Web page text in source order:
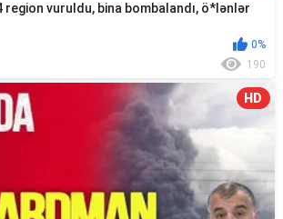
region vuruldu, bina bombalandı, ö*lənlər
0%
190
HD